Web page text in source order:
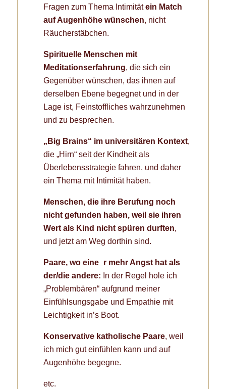
Fragen zum Thema Intimitätein Match
auf Augenhöhe wünschen, nicht
Räucherstäbchen.
Spirituelle Menschen mit
Meditationserfahrung, die sich ein
Gegenüber wünschen, das ihnen auf
derselben Ebene begegnet und in der
Lage ist, Feinstoffliches wahrzunehmen
und zu besprechen.
„Big Brains“ im universitären Kontext,
die „Hirn“ seit der Kindheit als
Überlebensstrategie fahren, und daher
ein Thema mit Intimität haben.
Menschen, die ihre Berufung noch
nicht gefunden haben, weil sie ihren
Wert als Kind nicht spüren durften,
und jetzt am Weg dorthin sind.
Paare, wo eine_r mehr Angsthatals
der/die andere: In der Regel hole ich
„Problembären“ aufgrund meiner
Einfühlsungsgabe und Empathie mit
Leichtigkeit in’s Boot.
Konservative katholische Paare, weil
ich mich gut einfühlen kann und auf
Augenhöhe begegne.
etc.